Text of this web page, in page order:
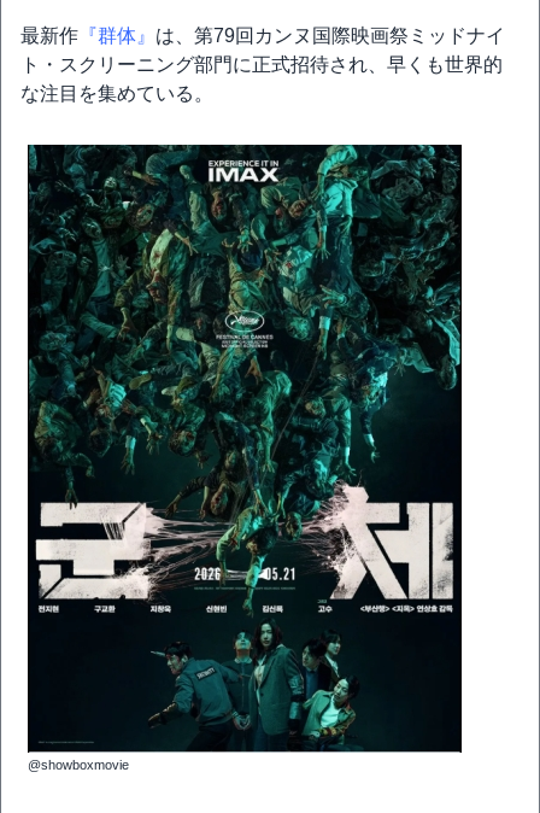
最新作 『群体』 は、第79回カンヌ国際映画祭ミッドナイ
ト・スクリーニング部門に正式招待され、早くも世界的
な注目を集めている。
@showboxmovie